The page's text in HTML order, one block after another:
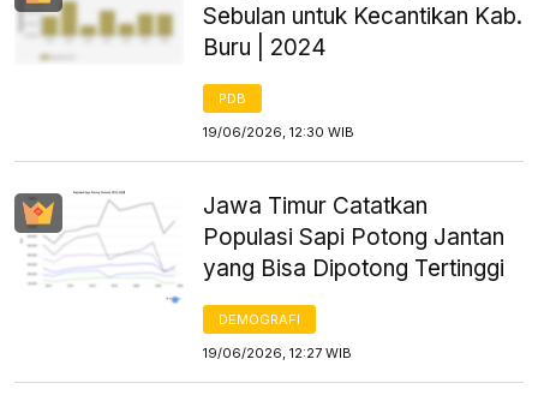
Sebulan untuk Kecantikan Kab.
Buru | 2024
PDB
19/06/2026, 12:30 WIB
Jawa Timur Catatkan
Populasi Sapi Potong Jantan
yang Bisa Dipotong Tertinggi
DEMOGRAFI
19/06/2026, 12:27 WIB